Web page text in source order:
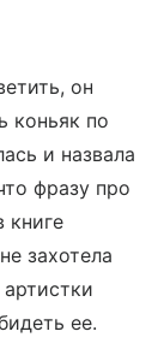
он
коньяк по
и назвала
фразу про
книге
захотела
ее.